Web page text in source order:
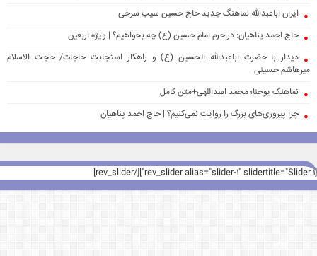
ایران اباعبدالله نماهنگ جدید حاج حسین سیب سرخی
حاج احمد پناهیان: در حرم امام حسین (ع) چه بخواهیم؟ | ویژه اربعین
دیدار با حضرت اباعبدالله الحسین (ع) و راهکار استجابت حاجات/ حجت الاسلام
میرهاشم حسینی
نماهنگ یوحنا؛ محمد اسداللهی+متن کامل
چرا پیروزی‌های بزرگ را روایت نمی‌کنیم؟ | حاج احمد پناهیان
[rev_slider alias="slider-1" slidertitle="Slider 1"][/rev_slider]